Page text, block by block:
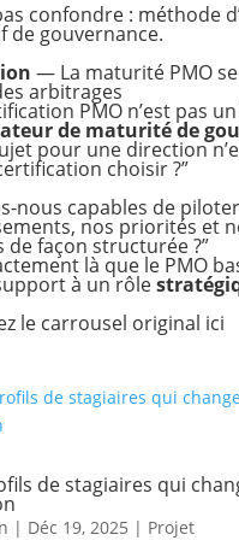
confondre : méthode
de gouvernance.
— La maturité PMO
arbitrages
PMO n’est pas un
de maturité de
pour une direction
choisir ?”
nous capables de
nos priorités et
de façon structurée ?”
là que le PMO
à un rôle
le carrousel original ici
de stagiaires qui
| Déc 19, 2025 | Projet